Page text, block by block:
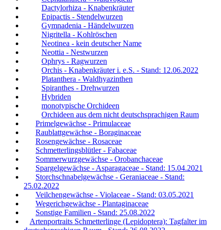
Dactylorhiza - Knabenkräuter
Epipactis - Stendelwurzen
Gymnadenia - Händelwurzen
Nigritella - Kohlröschen
Neotinea - kein deutscher Name
Neottia - Nestwurzen
Ophrys - Ragwurzen
Orchis - Knabenkräuter i. e.S. - Stand: 12.06.2022
Platanthera - Waldhyazinthen
Spiranthes - Drehwurzen
Hybriden
monotypische Orchideen
Orchideen aus dem nicht deutschsprachigen Raum
Primelgewächse - Primulaceae
Raublattgewächse - Boraginaceae
Rosengewächse - Rosaceae
Schmetterlingsblütler - Fabaceae
Sommerwurzgewächse - Orobanchaceae
Spargelgewächse - Asparagaceae - Stand: 15.04.2021
Storchschnabelgewächse - Geraniaceae - Stand:
25.02.2022
Veilchengewächse - Violaceae - Stand: 03.05.2021
Wegerichgewächse - Plantaginaceae
Sonstige Familien - Stand: 25.08.2022
Artenportraits Schmetterlinge (Lepidoptera): Tagfalter im